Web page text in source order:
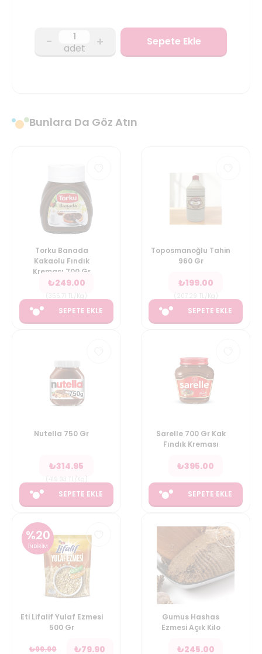
- adet + Sepete Ekle
Bunlara Da Göz Atın
Torku Banada
Kakaolu Fındık
Kreması 700 Gr
₺249.00
SEPETE EKLE
Toposmanoğlu Tahin
960 Gr
₺199.00
SEPETE EKLE
Nutella 750 Gr
₺314.95
SEPETE EKLE
Sarelle 700 Gr Kak
Fındık Kreması
₺395.00
SEPETE EKLE
%20
İNDİRİM
Eti Lifalif Yulaf Ezmesi
500 Gr
₺99.90 ₺79.90
Gumus Hashas
Ezmesi Açık Kilo
₺245.00